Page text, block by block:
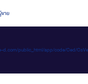
าย
d.com/public_html/app/code/Ced/